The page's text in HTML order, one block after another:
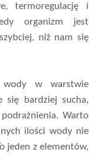
termoregulację i
organizm jest
niż nam się
wody w warstwie
się bardziej sucha,
Warto
ilości wody nie
jeden z elementów,